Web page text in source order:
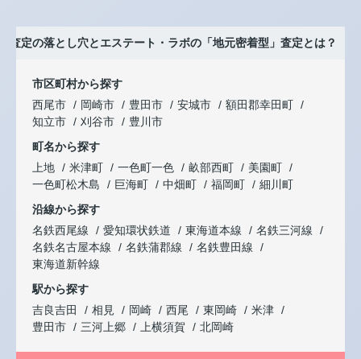
査定の落とし穴とエステート・ラボの「地元密着型」査定とは？
市区町村から探す
西尾市
岡崎市 豊田市 安城市
額田郡幸田町
知立市
刈谷市
豊川市
町名から探す
上地
米津町 一色町一色 畝部西町
美園町
一色町松木島
巨海町 中畑町 福岡町
細川町
沿線から探す
名鉄西尾線
愛知環状鉄道 東海道本線
名鉄三河線
名鉄名古屋本線
名鉄蒲郡線
名鉄豊田線
東海道新幹線
駅から探す
吉良吉田
相見 岡崎 西尾 東岡崎
米津
豊田市
三河上郷 上横須賀 北岡崎